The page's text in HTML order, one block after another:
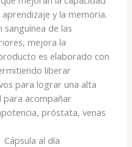
y la memoria.
de las
mejora la
es elaborado con
liberar
para lograr una alta
para acompañar
próstata, venas
al día